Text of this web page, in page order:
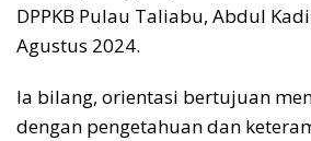
DPPKB Pulau Taliabu, Abdul
Agustus 2024.
Ia bilang, orientasi bertujuan
dengan pengetahuan dan